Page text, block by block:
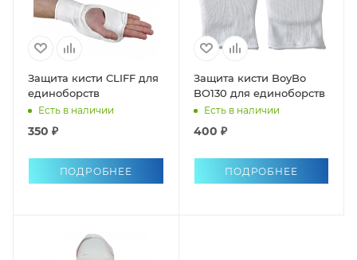
Защита кисти CLIFF для
единоборств
Есть в наличии
350 ₽
ПОДРОБНЕЕ
Защита кисти BoyBo
BO130 для единоборств
Есть в наличии
400 ₽
ПОДРОБНЕЕ